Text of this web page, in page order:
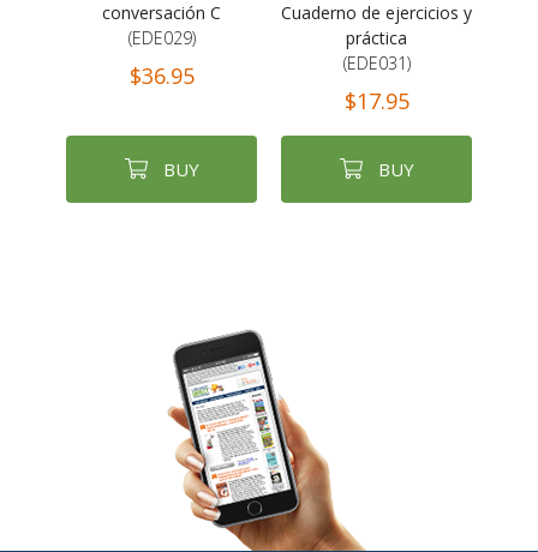
conversación C
(EDE029)
$36.95
BUY
Cuaderno de ejercicios y
práctica
(EDE031)
$17.95
BUY